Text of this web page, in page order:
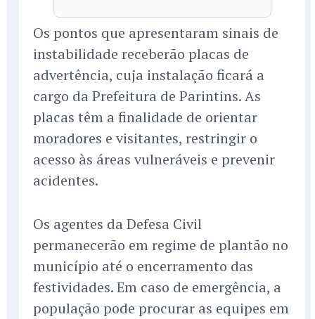
Os pontos que apresentaram sinais de
instabilidade receberão placas de
advertência, cuja instalação ficará a
cargo da Prefeitura de Parintins. As
placas têm a finalidade de orientar
moradores e visitantes, restringir o
acesso às áreas vulneráveis e prevenir
acidentes.
Os agentes da Defesa Civil
permanecerão em regime de plantão no
município até o encerramento das
festividades. Em caso de emergência, a
população pode procurar as equipes em